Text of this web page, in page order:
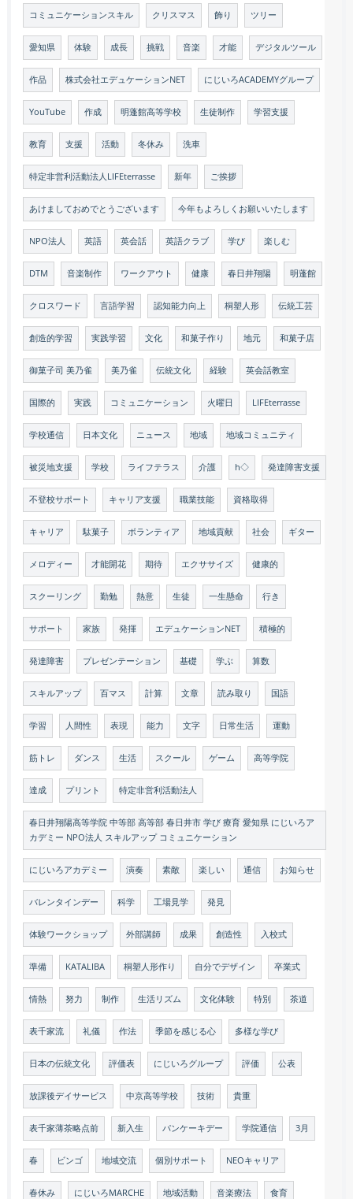
コミュニケーションスキル クリスマス 飾り ツリー
愛知県 体験 成長 挑戦 音楽 才能 デジタルツール
作品 株式会社エデュケーションNET にじいろACADEMYグループ
YouTube 作成 明蓬館高等学校 生徒制作 学習支援
教育 支援 活動 冬休み 洗車
特定非営利活動法人LIFEterrasse 新年 ご挨拶
あけましておめでとうございます 今年もよろしくお願いいたします
NPO法人 英語 英会話 英語クラブ 学び 楽しむ
DTM 音楽制作 ワークアウト 健康 春日井翔陽 明蓬館
クロスワード 言語学習 認知能力向上 桐塑人形 伝統工芸
創造的学習 実践学習 文化 和菓子作り 地元 和菓子店
御菓子司 美乃雀 美乃雀 伝統文化 経験 英会話教室
国際的 実践 コミュニケーション 火曜日 LIFEterrasse
学校通信 日本文化 ニュース 地域 地域コミュニティ
被災地支援 学校 ライフテラス 介護 h◇ 発達障害支援
不登校サポート キャリア支援 職業技能 資格取得
キャリア 駄菓子 ボランティア 地域貢献 社会 ギター
メロディー 才能開花 期待 エクササイズ 健康的
スクーリング 勤勉 熱意 生徒 一生懸命 行き
サポート 家族 発揮 エデュケーションNET 積極的
発達障害 プレゼンテーション 基礎 学ぶ 算数
スキルアップ 百マス 計算 文章 読み取り 国語
学習 人間性 表現 能力 文字 日常生活 運動
筋トレ ダンス 生活 スクール ゲーム 高等学院
達成 プリント 特定非営利活動法人
春日井翔陽高等学院 中等部 高等部 春日井市 学び 療育 愛知県 にじいろア
カデミー NPO法人 スキルアップ コミュニケーション
にじいろアカデミー 演奏 素敵 楽しい 通信 お知らせ
バレンタインデー 科学 工場見学 発見
体験ワークショップ 外部講師 成果 創造性 入校式
準備 KATALIBA 桐塑人形作り 自分でデザイン 卒業式
情熱 努力 制作 生活リズム 文化体験 特別 茶道
表千家流 礼儀 作法 季節を感じる心 多様な学び
日本の伝統文化 評価表 にじいろグループ 評価 公表
放課後デイサービス 中京高等学校 技術 貴重
表千家薄茶略点前 新入生 パンケーキデー 学院通信 3月
春 ビンゴ 地域交流 個別サポート NEOキャリア
春休み にじいろMARCHE 地域活動 音楽療法 食育